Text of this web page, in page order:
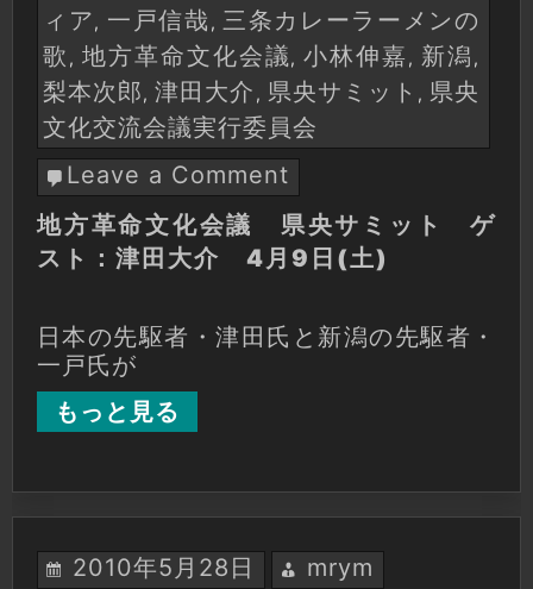
ィア, 一戸信哉 , 三条カレーラーメンの
歌 , 地方革命文化会議,小林伸嘉 , 新潟 ,
梨本次郎,津田大介 , 県央サミット , 県央
文化交流会議実行委員会
Leave a Comment
地
方
革
化
ミ
ト
地方革命文化会議 県央サミット ゲ
スト：津田大介 4月9日(土)
日本の先駆者・津田氏と新潟の先駆者・
一戸氏が
もっと見る
2010年5月28日
mrym